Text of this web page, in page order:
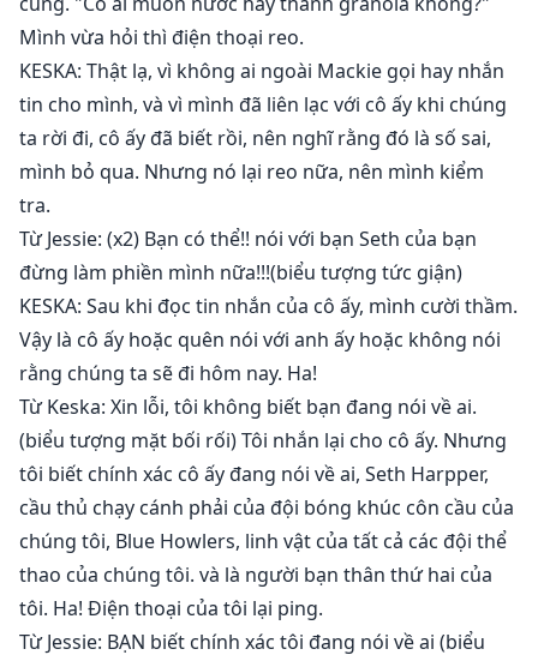
Mình vừa hỏi thì điện thoại reo.
KESKA: Thật lạ, vì không ai ngoài Mackie gọi hay nhắn
tin cho mình, và vì mình đã liên lạc với cô ấy khi chúng
ta rời đi, cô ấy đã biết rồi, nên nghĩ rằng đó là số sai,
mình bỏ qua. Nhưng nó lại reo nữa, nên mình kiểm
tra.
Từ Jessie: (x2) Bạn có thể!! nói với bạn Seth của bạn
đừng làm phiền mình nữa!!!(biểu tượng tức giận)
KESKA: Sau khi đọc tin nhắn của cô ấy, mình cười thầm.
Vậy là cô ấy hoặc quên nói với anh ấy hoặc không nói
rằng chúng ta sẽ đi hôm nay. Ha!
Từ Keska: Xin lỗi, tôi không biết bạn đang nói về ai.
(biểu tượng mặt bối rối) Tôi nhắn lại cho cô ấy. Nhưng
tôi biết chính xác cô ấy đang nói về ai, Seth Harpper,
cầu thủ chạy cánh phải của đội bóng khúc côn cầu của
chúng tôi, Blue Howlers, linh vật của tất cả các đội thể
thao của chúng tôi. và là người bạn thân thứ hai của
tôi. Ha! Điện thoại của tôi lại ping.
Từ Jessie: BẠN biết chính xác tôi đang nói về ai (biểu